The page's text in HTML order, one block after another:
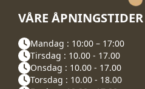
VÅRE ÅPNINGSTIDER
Mandag : 10:00 – 17:00
Tirsdag : 10.00 - 17.00
Onsdag : 10.00 - 17.00
Torsdag : 10.00 - 18.00